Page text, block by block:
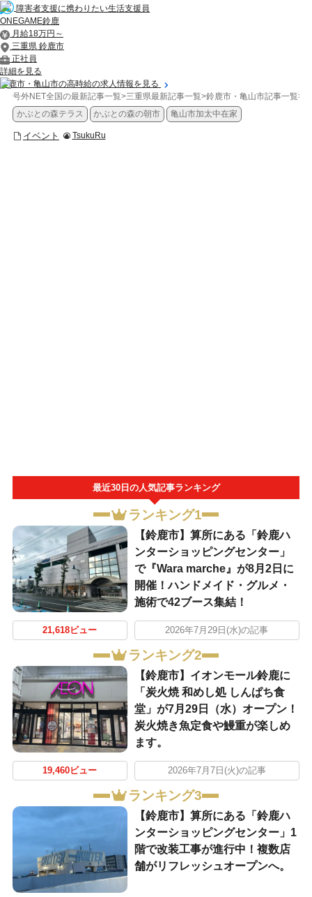
障害者支援に携わりたい生活支援員
ONEGAME鈴鹿
月給18万円～
三重県 鈴鹿市
正社員
詳細を見る
鈴鹿市・亀山市の高時給の求人情報を見る
号外NET全国の最新記事一覧>三重県最新記事一覧>鈴鹿市・亀山市記事一覧>
かぶとの森テラス
かぶとの森の朝市 亀山市加太中在家
イベント TsukuRu
最近30日の人気記事ランキング
ランキング1
【鈴鹿市】算所にある「鈴鹿ハ
ンターショッピングセンター」
で『Wara marche』が8月2日に
開催！ハンドメイド・グルメ・
施術で42ブース集結！
21,618ビュー 2026年7月29日(水)の記事
ランキング2
【鈴鹿市】イオンモール鈴鹿に
「炭火焼 和めし処 しんぱち食
堂」が7月29日（水）オープン！
炭火焼き魚定食や鰻重が楽しめ
ます。
19,460ビュー 2026年7月7日(火)の記事
ランキング3
【鈴鹿市】算所にある「鈴鹿ハ
ンターショッピングセンター」1
階で改装工事が進行中！複数店
舗がリフレッシュオープンへ。